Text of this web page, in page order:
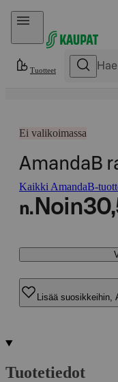
Hyppää sisältöön
Tuotteet
Ei valikoimassa
AmandaB
Kaikki AmandaB-
n. Noin
Lisää suosikkeihin,
Tuotetiedot